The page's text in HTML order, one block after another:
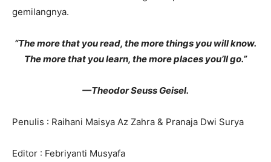
gemilangnya.
“The more that you read, the more things you will know.
The more that you learn, the more places you’ll go.”
—Theodor Seuss Geisel.
Penulis : Raihani Maisya Az Zahra & Pranaja Dwi Surya
Editor : Febriyanti Musyafa